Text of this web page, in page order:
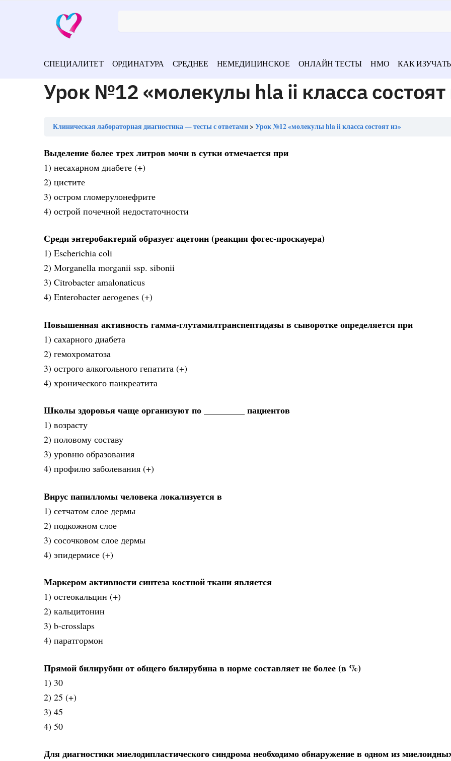
СПЕЦИАЛИТЕТ ОРДИНАТУРА СРЕДНЕЕ НЕМЕДИЦИНСКОЕ ОНЛАЙН ТЕСТЫ НМО КАК ИЗУЧАТЬ
Урок №12 «молекулы hla ii класса состоят
Клиническая лабораторная диагностика — тесты с ответами Урок №12 «молекулы hla ii класса состоят из»
Выделение более трех литров мочи в сутки отмечается при
1) несахарном диабете (+)
2) цистите
3) остром гломерулонефрите
4) острой почечной недостаточности
Среди энтеробактерий образует ацетоин (реакция фогес-проскауера)
1) Escherichia coli
2) Morganella morganii ssp. sibonii
3) Citrobacter amalonaticus
4) Enterobacter aerogenes (+)
Повышенная активность гамма-глутамилтранспептидазы в сыворотке определяется при
1) сахарного диабета
2) гемохроматоза
3) острого алкогольного гепатита (+)
4) хронического панкреатита
Школы здоровья чаще организуют по _________ пациентов
1) возрасту
2) половому составу
3) уровню образования
4) профилю заболевания (+)
Вирус папилломы человека локализуется в
1) сетчатом слое дермы
2) подкожном слое
3) сосочковом слое дермы
4) эпидермисе (+)
Маркером активности синтеза костной ткани является
1) остеокальцин (+)
2) кальцитонин
3) b-crosslaps
4) паратгормон
Прямой билирубин от общего билирубина в норме составляет не более (в %)
1) 30
2) 25 (+)
3) 45
4) 50
Для диагностики миелодипластического синдрома необходимо обнаружение в одном из